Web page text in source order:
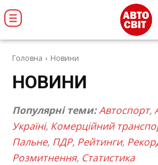
Головна Новини
НОВИНИ
Популярні теми:Автоспорт,
Україні, Комерційний
Пальне, ПДР, Рейтинги,
Розмитнення, Статистика